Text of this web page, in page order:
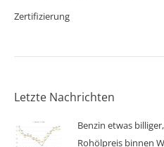
Zertifizierung
Letzte Nachrichten
Benzin etwas
Rohölpreis binnen